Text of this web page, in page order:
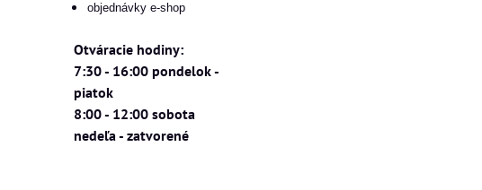
objednávky e-shop
Otváracie hodiny:
7:30 - 16:00 pondelok -
piatok
8:00 - 12:00 sobota
nedeľa - zatvorené